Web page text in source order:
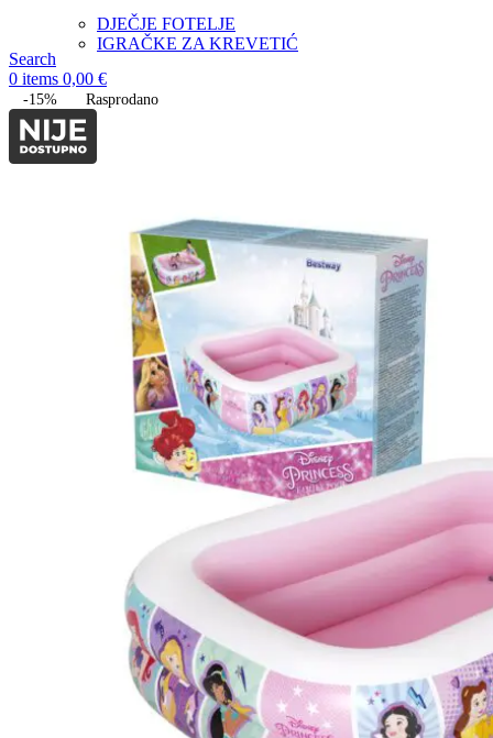
DJEČJE FOTELJE
IGRAČKE ZA KREVETIĆ
Search
0 items 0,00 €
-15% Rasprodano